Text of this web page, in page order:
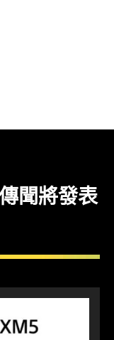
聞將發表